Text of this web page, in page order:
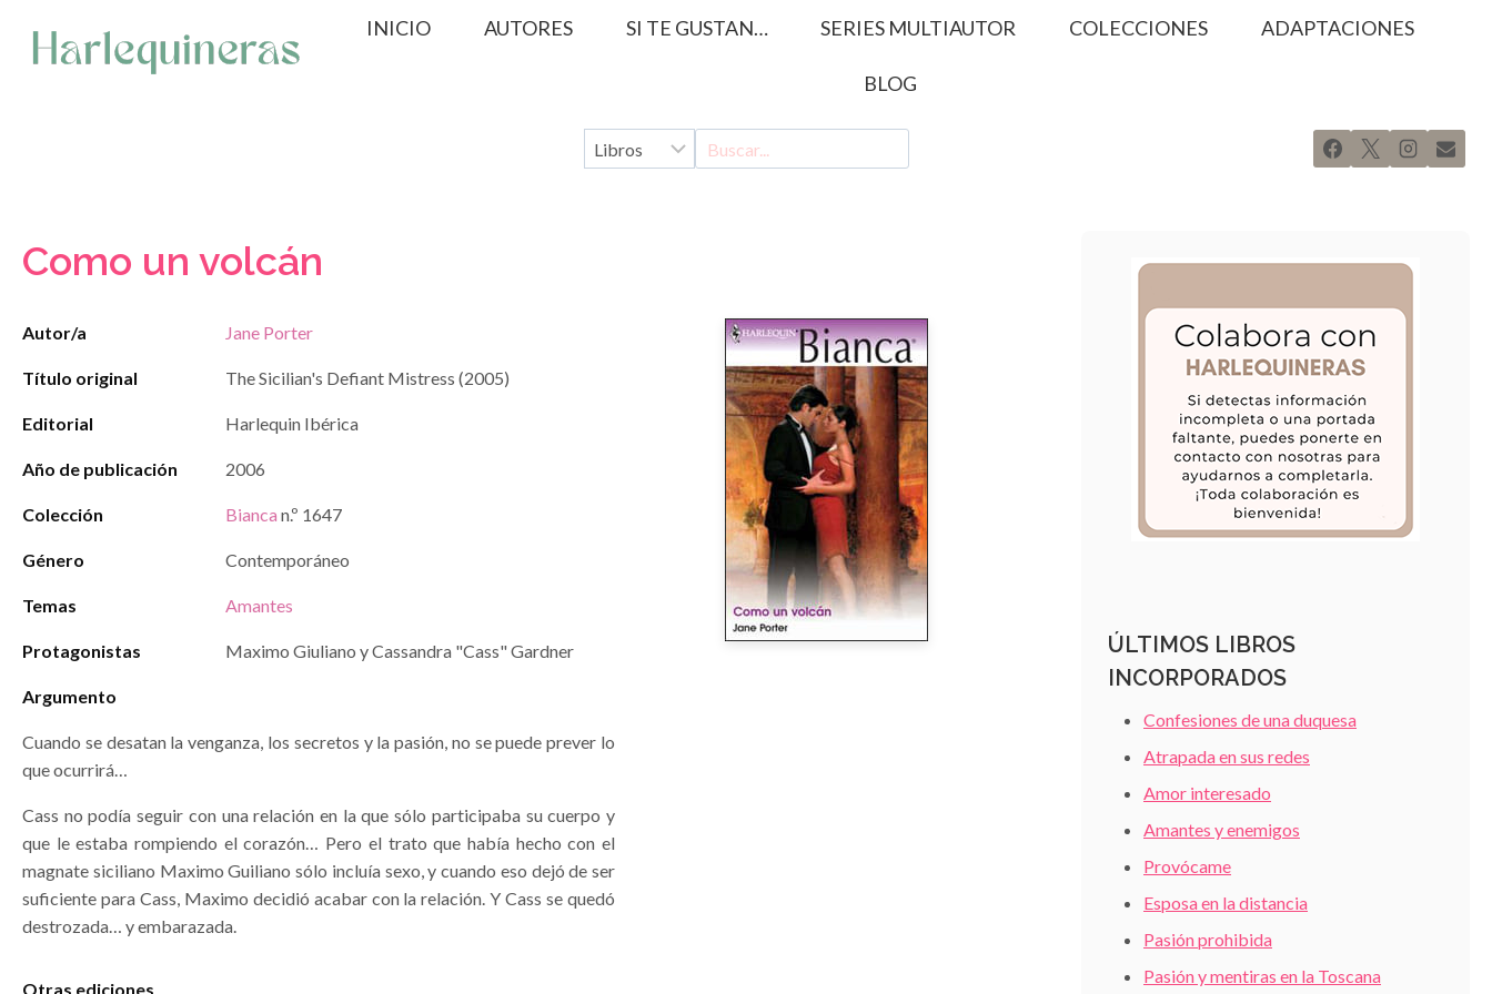
contenido
INICIO AUTORES SI TE GUSTAN… SERIES MULTIAUTOR COLECCIONES ADAPTACIONES
BLOG
Como un volcán
Autor/a Jane Porter
Título original The Sicilian's Defiant Mistress (2005)
Editorial Harlequin Ibérica
Año de publicación 2006
Colección Bianca n.º 1647
Género Contemporáneo
Temas Amantes
Protagonistas Maximo Giuliano y Cassandra "Cass" Gardner
Argumento
Cuando se desatan la venganza, los secretos y la pasión, no se puede prever lo
que ocurrirá…
Cass no podía seguir con una relación en la que sólo participaba su cuerpo y
que le estaba rompiendo el corazón… Pero el trato que había hecho con el
magnate siciliano Maximo Guiliano sólo incluía sexo, y cuando eso dejó de ser
suficiente para Cass, Maximo decidió acabar con la relación. Y Cass se quedó
destrozada… y embarazada.
Otras ediciones
ÚLTIMOS LIBROS
INCORPORADOS
Confesiones de una duquesa
Atrapada en sus redes
Amor interesado
Amantes y enemigos
Provócame
Esposa en la distancia
Pasión prohibida
Pasión y mentiras en la Toscana